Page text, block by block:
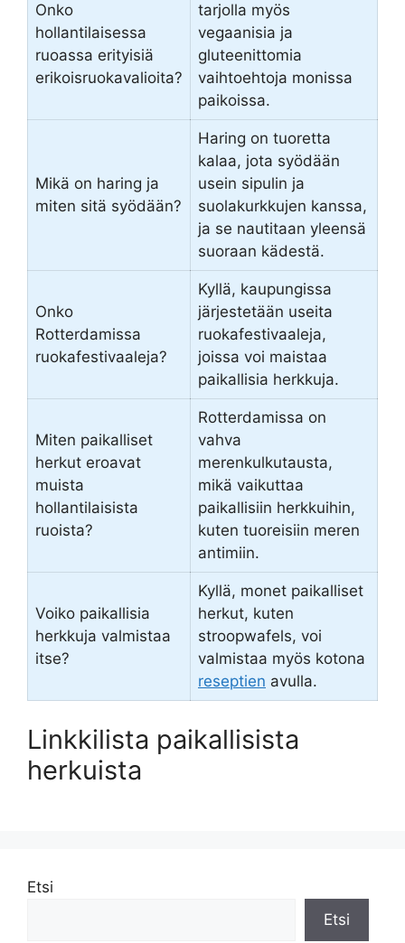
Onko
hollantilaisessa
ruoassa erityisiä
erikoisruokavalioita?
tarjolla myös
vegaanisia ja
gluteenittomia
vaihtoehtoja monissa
paikoissa.
Mikä on haring ja
miten sitä syödään?
Haring on tuoretta
kalaa, jota syödään
usein sipulin ja
suolakurkkujen kanssa,
ja se nautitaan yleensä
suoraan kädestä.
Onko
Rotterdamissa
ruokafestivaaleja?
Kyllä, kaupungissa
järjestetään useita
ruokafestivaaleja,
joissa voi maistaa
paikallisia herkkuja.
Miten paikalliset
herkut eroavat
muista
hollantilaisista
ruoista?
Rotterdamissa on
vahva
merenkulkutausta,
mikä vaikuttaa
paikallisiin herkkuihin,
kuten tuoreisiin meren
antimiin.
Voiko paikallisia
herkkuja valmistaa
itse?
Kyllä, monet paikalliset
herkut, kuten
stroopwafels, voi
valmistaa myös kotona
reseptien avulla.
Linkkilista paikallisista
herkuista
Etsi
Etsi